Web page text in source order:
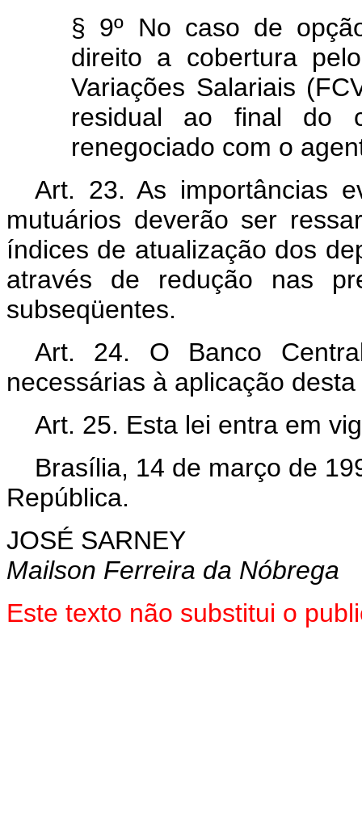
§ 9º No caso de
direito a cobertura
Variações Salariais
residual ao final do
renegociado com o
Art. 23. As importâncias
mutuários deverão ser
índices de atualização dos
através de redução nas
subseqüentes.
Art. 24. O Banco
necessárias à aplicação desta
Art. 25. Esta lei entra em
Brasília, 14 de março de
República.
JOSÉ SARNEY
Mailson Ferreira da Nóbrega
Este texto não substitui o